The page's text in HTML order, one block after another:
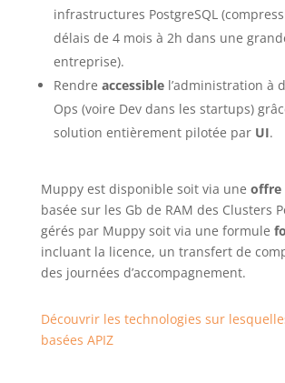
infrastructures PostgreSQL
délais de 4 mois à 2h dans une
entreprise).
Rendre accessiblel’administration à
Ops (voire Dev dans les startups)
solution entièrement pilotée par UI.
Muppy est disponible soit via une offre
basée sur les Gb de RAM des Clusters
gérés par Muppy soit via une formule
incluant la licence, un transfert de
des journées d’accompagnement.
Découvrir les technologies sur
basées APIZ